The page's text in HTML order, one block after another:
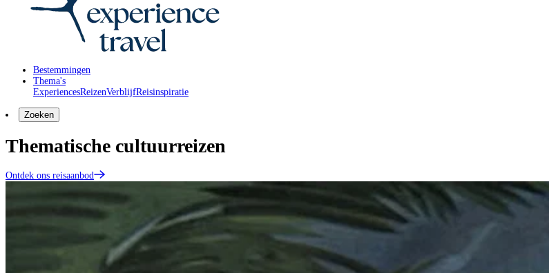
Bestemmingen
Thema's
ExperiencesReizenVerblijfReisinspiratie
Zoeken
Thematische cultuurreizen
Ontdek ons reisaanbod